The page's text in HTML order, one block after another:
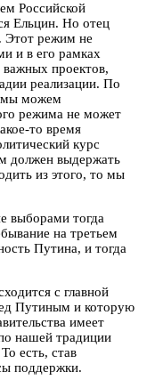
Российской
Ельцин. Но отец
Этот режим не
и в его рамках
важных проектов,
реализации. По
мы можем
режима не может
то время
курс
должен выдержать
из этого, то мы
выборами тогда
на третьем
Путина, и тогда
с главной
Путиным и которую
имеет
нашей традиции
есть, став
поддержки.